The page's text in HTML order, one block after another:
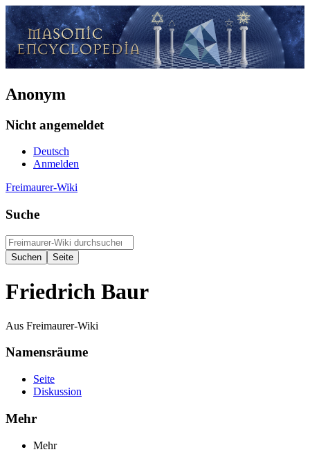
Anonym
Nicht angemeldet
Deutsch
Anmelden
Freimaurer-Wiki
Suche
Friedrich Baur
Aus Freimaurer-Wiki
Namensräume
Seite
Diskussion
Mehr
Mehr